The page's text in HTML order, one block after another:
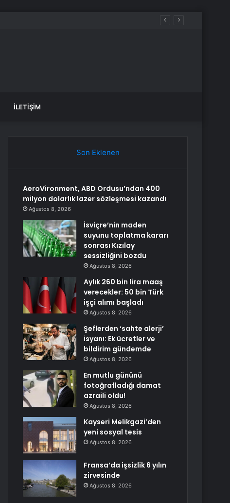
İLETIŞIM
Son Eklenen
AeroVironment, ABD Ordusu’ndan 400
milyon dolarlık lazer sözleşmesi kazandı
Ağustos 8, 2026
İsviçre’nin maden
suyunu toplatma kararı
sonrası Kızılay
sessizliğini bozdu
Ağustos 8, 2026
Aylık 260 bin lira maaş
verecekler: 50 bin Türk
işçi alımı başladı
Ağustos 8, 2026
Şeflerden ‘sahte alerji’
isyanı: Ek ücretler ve
bildirim gündemde
Ağustos 8, 2026
En mutlu gününü
fotoğrafladığı damat
azraili oldu!
Ağustos 8, 2026
Kayseri Melikgazi’den
yeni sosyal tesis
Ağustos 8, 2026
Fransa’da işsizlik 6 yılın
zirvesinde
Ağustos 8, 2026